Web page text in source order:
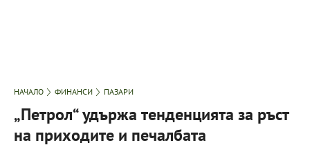
НАЧАЛО ФИНАНСИ ПАЗАРИ
„Петрол“ удържа тенденцията за ръст
на приходите и печалбата